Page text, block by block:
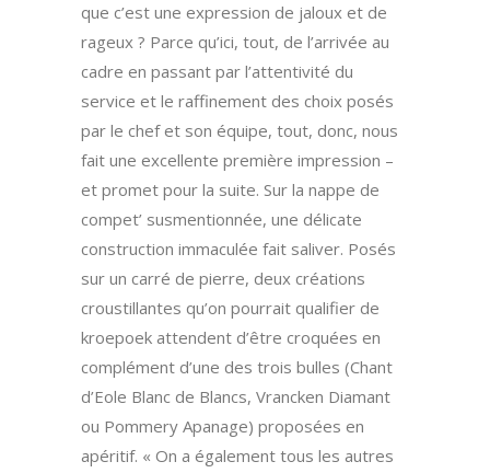
que c’est une expression de jaloux et de
rageux ? Parce qu’ici, tout, de l’arrivée au
cadre en passant par l’attentivité du
service et le raffinement des choix posés
par le chef et son équipe, tout, donc, nous
fait une excellente première impression –
et promet pour la suite. Sur la nappe de
compet’ susmentionnée, une délicate
construction immaculée fait saliver. Posés
sur un carré de pierre, deux créations
croustillantes qu’on pourrait qualifier de
kroepoek attendent d’être croquées en
complément d’une des trois bulles (Chant
d’Eole Blanc de Blancs, Vrancken Diamant
ou Pommery Apanage) proposées en
apéritif. « On a également tous les autres